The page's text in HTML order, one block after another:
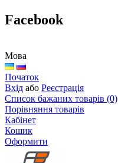
Facebook
Мова
Початок
Вхід або Реєстрація
Список бажаних товарів (0)
Порівняння товарів
Кабінет
Кошик
Оформити